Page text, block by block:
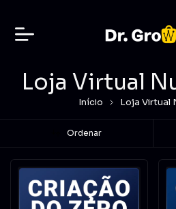
Loja Virtual
Início Loja Virtual
Ordenar